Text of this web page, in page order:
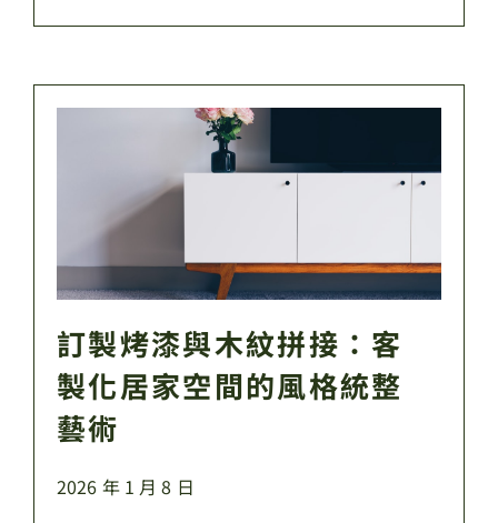
訂製烤漆與木紋拼接：客
製化居家空間的風格統整
藝術
2026 年 1 月 8 日